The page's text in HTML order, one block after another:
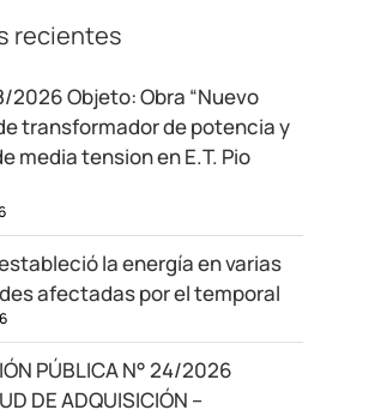
recientes
2026 Objeto: Obra “Nuevo
transformador de potencia y
media tension en E.T. Pio
la energía en varias
afectadas por el temporal
PÚBLICA N° 24/2026
DE ADQUISICIÓN –